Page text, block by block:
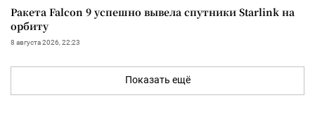
Ракета Falcon 9 успешно вывела спутники Starlink на
орбиту
8 августа 2026, 22:23
Показать ещё